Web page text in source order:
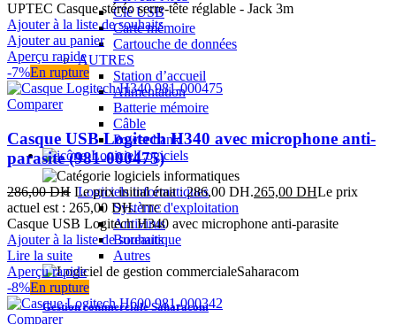
Clé USB
Carte mémoire
Cartouche de données
AUTRES
Station d’accueil
Alimentation
Batterie mémoire
Câble
Power bank
Logiciels
Logiciels informatiques
Système d'exploitation
Antivirus
Bureautique
Autres
Gestion commerciale Saharacom
UPTEC Casque stéréo serre-tête réglable - Jack 3m
Ajouter à la liste de souhaits
Ajouter au panier
Aperçu rapide
-7%En rupture
Comparer
Casque USB Logitech H340 avec microphone anti-
parasite (981-000475)
286,00DH Le prix initial était : 286,00 DH.265,00 DHLe prix
actuel est : 265,00 DH. TTC
Casque USB Logitech H340 avec microphone anti-parasite
Ajouter à la liste de souhaits
Lire la suite
Aperçu rapide
-8%En rupture
Comparer